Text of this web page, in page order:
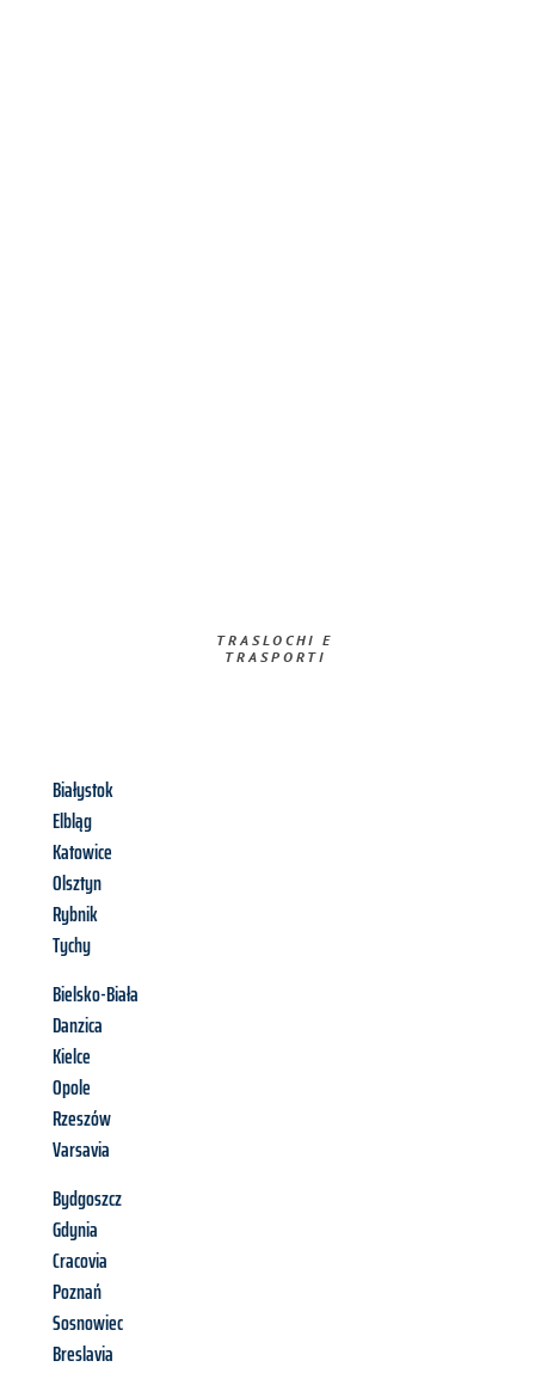
TRASLOCHI E
TRASPORTI​
Białystok
Elbląg
Katowice
Olsztyn
Rybnik
Tychy
Bielsko-Biała
Danzica
Kielce
Opole
Rzeszów
Varsavia
Bydgoszcz
Gdynia
Cracovia
Poznań
Sosnowiec
Breslavia